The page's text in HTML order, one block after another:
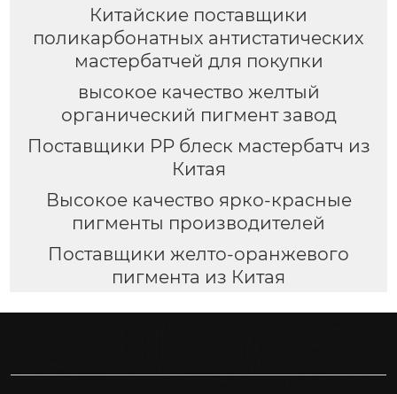
Китайские поставщики
поликарбонатных антистатических
мастербатчей для покупки
высокое качество желтый
органический пигмент завод
Поставщики PP блеск мастербатч из
Китая
Высокое качество ярко-красные
пигменты производителей
Поставщики желто-оранжевого
пигмента из Китая